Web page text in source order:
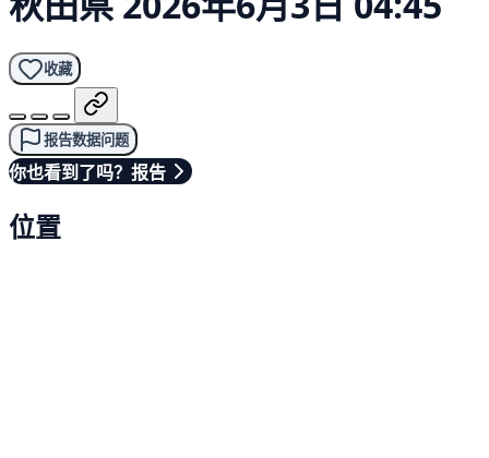
收藏
报告数据问题
你也看到了吗？报告
位置